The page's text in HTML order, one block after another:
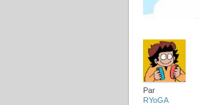
Par
RYoGA